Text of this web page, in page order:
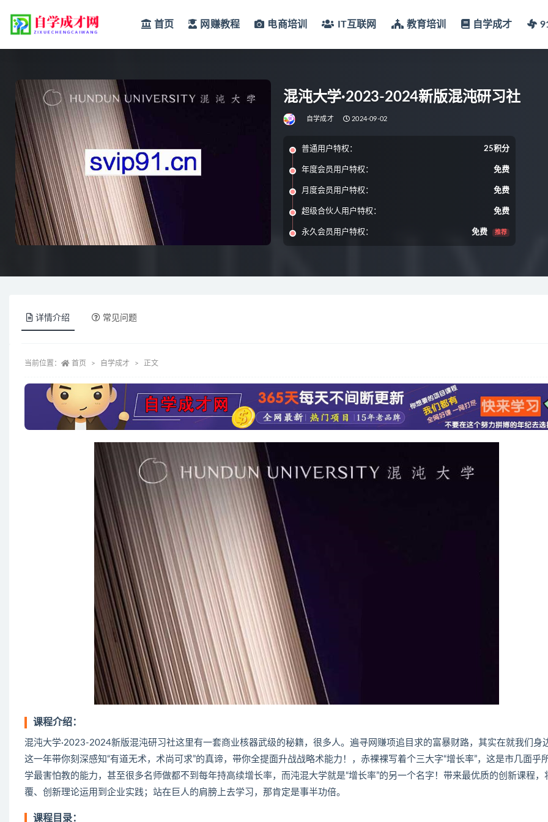
首页 网赚教程 电商培训 IT互联网 教育培训 自学成才
混沌大学·2023-2024新版混沌研习社
自学成才 2024-09-02
普通用户特权： 25积分
年度会员用户特权： 免费
月度会员用户特权： 免费
超级合伙人用户特权： 免费
永久会员用户特权： 免费 推荐
详情介绍 常见问题
当前位置： 首页 自学成才 正文
课程介绍：
混沌大学·2023-2024新版混沌研习社这里有一套商业核器武‬级的秘籍，很多人。遍寻网赚项追目‬求的富暴‬财路，其实在就‬我们身
这一年带你刻深‬感知“有道无术，术尚可求”的真谛，带你全提面‬升战战略‬术能力！，赤裸裸写着个三‬大字“增长率”，这是市几面‬乎
学‬最害怕教的能力，甚至很多名师做都‬不到每年持高续‬增长率，而沌混‬大学就是“增长率”的另一个名字！带来最优质的创新课程，
覆、创新理论运用到企业实践；站在巨人的肩膀上去学习，那肯定是事半功倍。
课程目录：